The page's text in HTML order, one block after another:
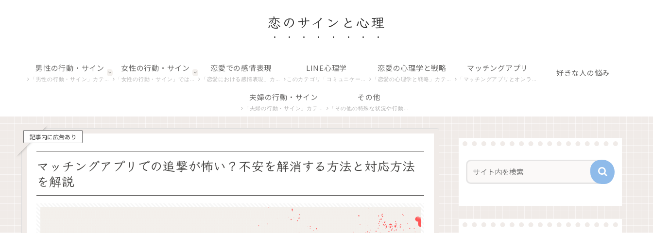
恋のサインと心理
男性の行動・サイン
「男性の行動・サイン」カテゴリでは、男性の微妙な行動や非言語的合図を解析し、恋愛における彼らの真の意図を探ります。
女性の行動・サイン
「女性の行動・サイン」では、女性特有の行動やしぐさを深掘りし、恋愛心理や感情の背後にある意味を明らかにします。
恋愛での感情表現
「恋愛における感情表現」カテゴリでは、恋する心が生み出すさまざまな感情や愛情の表現を探り、その意味を解析します。
LINE心理学
このカテゴリ「コミュニケーションとLINE関連」では、デジタル時代の恋愛コミュニケーション、特にLINEを使ったやり取りの心理学を紐解きます。
恋愛の心理学と戦略
「恋愛の心理学と戦略」カテゴリは、恋愛における心理学的アプローチと戦略を紹介し、より豊かな人間関係の構築を目指します。
マッチングアプリ
「マッチングアプリとオンライン関連」カテゴリでは、デジタルな出会いの場での心理や行動パターンを探り、成功への秘訣を探求します。
好きな人の悩み
夫婦の行動・サイン
「夫婦の行動・サイン」カテゴリでは、夫婦間の独特なコミュニケーションや行動パターンに焦点を当てます。夫や妻の非言語的合図、相互作用の微妙な変化、そしてその背後にある心理的意味を探求します。
その他
「その他の特殊な状況や行動」カテゴリでは、恋愛における特殊な状況やユニークな行動パターンを分析し、深層心理を理解するための洞察を提供します。
記事内に広告あり
マッチングアプリでの追撃が怖い？不安を解消する方法と対応方法
を解説